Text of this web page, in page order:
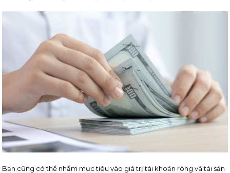
Bạn cũng có thể nhắm mục tiêu vào giá trị tài khoản ròng và tài sản